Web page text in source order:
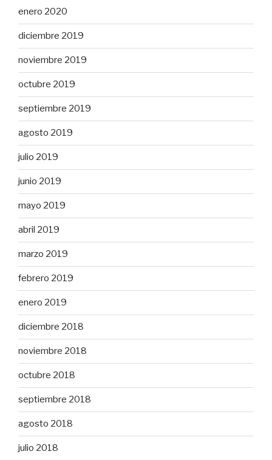
enero 2020
diciembre 2019
noviembre 2019
octubre 2019
septiembre 2019
agosto 2019
julio 2019
junio 2019
mayo 2019
abril 2019
marzo 2019
febrero 2019
enero 2019
diciembre 2018
noviembre 2018
octubre 2018
septiembre 2018
agosto 2018
julio 2018